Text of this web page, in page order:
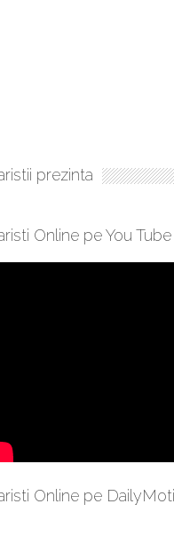
prezinta
Online pe You Tube
Online pe